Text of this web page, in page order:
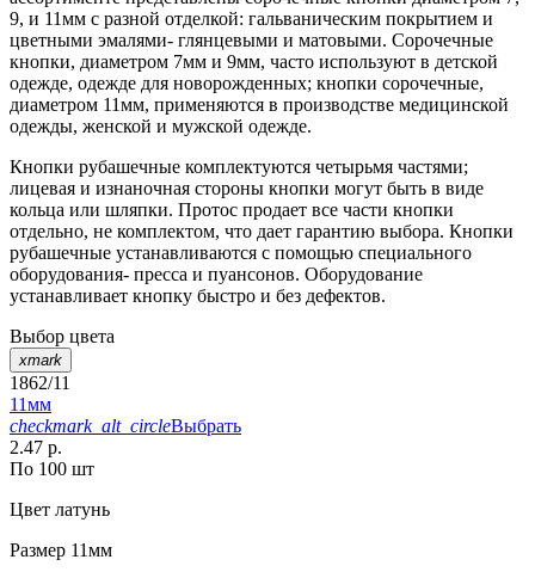
9, и 11мм с разной отделкой: гальваническим покрытием и
цветными эмалями- глянцевыми и матовыми. Сорочечные
кнопки, диаметром 7мм и 9мм, часто используют в детской
одежде, одежде для новорожденных; кнопки сорочечные,
диаметром 11мм, применяются в производстве медицинской
одежды, женской и мужской одежде.
Кнопки рубашечные комплектуются четырьмя частями;
лицевая и изнаночная стороны кнопки могут быть в виде
кольца или шляпки. Протос продает все части кнопки
отдельно, не комплектом, что дает гарантию выбора. Кнопки
рубашечные устанавливаются с помощью специального
оборудования- пресса и пуансонов. Оборудование
устанавливает кнопку быстро и без дефектов.
Выбор цвета
xmark
1862/11
11мм
checkmark_alt_circleВыбрать
2.47 р.
По 100 шт
Цвет латунь
Размер 11мм